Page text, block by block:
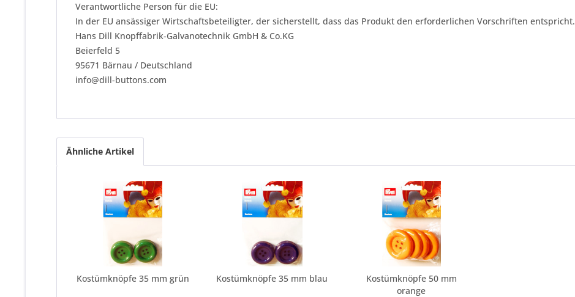
Verantwortliche Person für die EU:
In der EU ansässiger Wirtschaftsbeteiligter, der sicherstellt, dass das Produkt den erforderlichen Vorschriften entspricht.
Hans Dill Knopffabrik-Galvanotechnik GmbH & Co.KG
Beierfeld 5
95671 Bärnau / Deutschland
info@dill-buttons.com
Ähnliche Artikel
Kostümknöpfe 35 mm grün Kostümknöpfe 35 mm blau
Kostümknöpfe 50 mm
orange